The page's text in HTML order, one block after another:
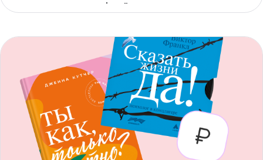
с доступом офлайн